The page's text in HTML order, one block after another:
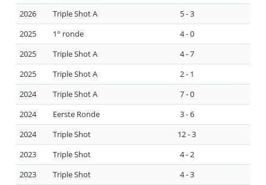
2026
Triple Shot A
5 - 3
2025
1° ronde
4 - 0
2025
Triple Shot A
4 - 7
2025
Triple Shot A
2 - 1
2024
Triple Shot A
7 - 0
2024
Eerste Ronde
3 - 6
2024
Triple Shot
12 - 3
2023
Triple Shot
4 - 2
2023
Triple Shot 4 - 3